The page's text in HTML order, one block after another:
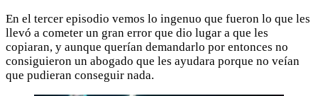
En el tercer episodio vemos lo ingenuo que fueron lo que les
llevó a cometer un gran error que dio lugar a que les
copiaran, y aunque querían demandarlo por entonces no
consiguieron un abogado que les ayudara porque no veían
que pudieran conseguir nada.